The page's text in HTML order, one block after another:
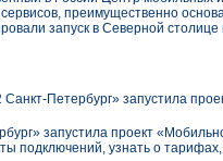
преимущественно
запуск в Северной
Петербург» запустила
запустила проект
подключений, узнать о